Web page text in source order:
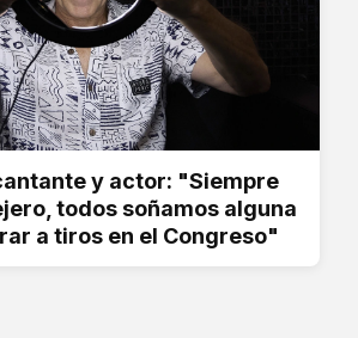
y actor: "Siempre
todos soñamos alguna
a tiros en el Congreso"